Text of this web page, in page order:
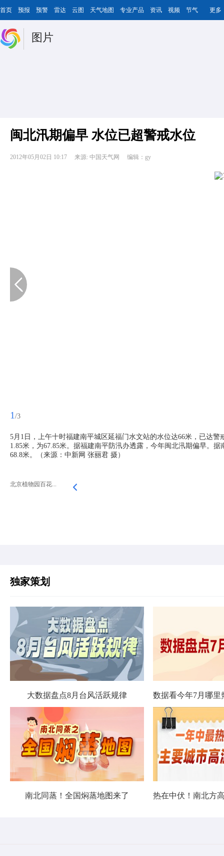
首页 预报 预警 雷达 云图 天气地图 专业产品 资讯 视频 节气 更多
图片
闽北汛期偏早 水位已超警戒水位
2012年05月02日 10:17 来源: 中国天气网 编辑：gy
1 /3
5月1日，上午十时福建南平城区延福门水文站的水位达66米，已达
1.85米，为67.85米。据福建南平防汛办透露，今年闽北汛期偏早。
68.8米。（来源：中新网 张丽君 摄）
北京植物园百花...
独家策划
大数据盘点8月台风活跃规律
南北同蒸！全国焖蒸地图来了